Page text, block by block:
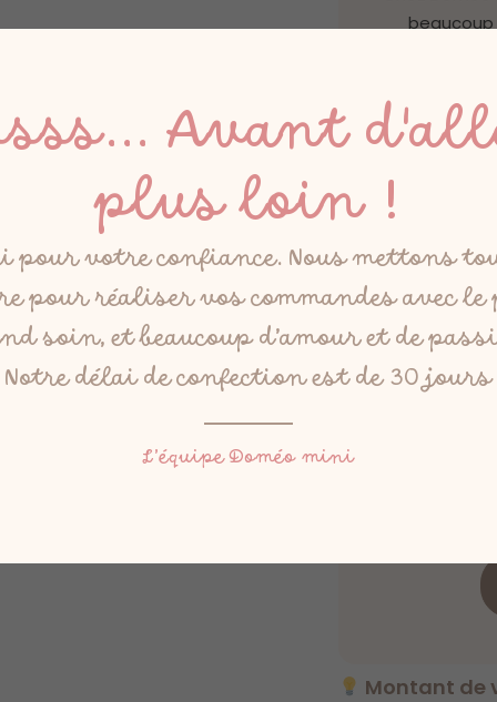
beaucoup
Normal(0,00
Montant de
Avant
plus loin !
pour votre confiance. Nous mettons
pour réaliser vos commandes avec
soin, et beaucoup d’amour et de
Notre délai de confection est de 30 jours
L’équipe Doméo mini